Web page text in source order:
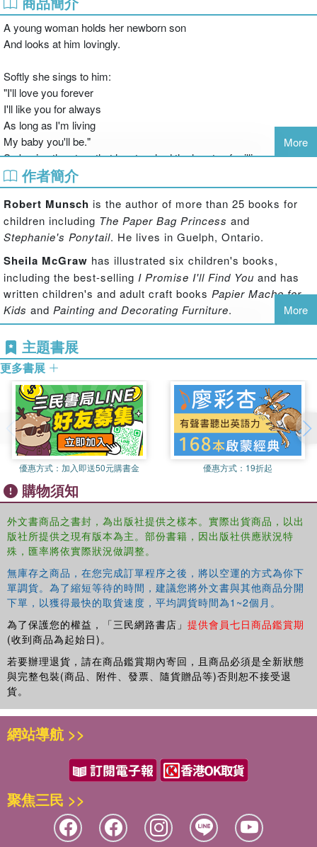
A young woman holds her newborn son
And looks at him lovingly.
Softly she sings to him:
"I'll love you forever
I'll like you for always
As long as I'm living
My baby you'll be."
So begins the story that has touched the hearts of millions
worldwide. Since publication in l986, Love You Forever has sold
more than 15 million copies in paperback and the regular hardcover
edition (as well as hundreds of thousands of copies in Spanish and
French)
商品除瑕疵品外，恕不接受退換貨
因拍攝略有色差，圖片僅供參考，顏色請以實際收到商品為準
More
作者簡介
Robert Munsch is the author of more than 25 books for
children including The Paper Bag Princess and
Stephanie's Ponytail. He lives in Guelph, Ontario.
Sheila McGraw has illustrated six children's books,
including the best-selling I Promise I'll Find You and has
written children's and adult craft books Papier Mache for
Kids and Painting and Decorating Furniture. More
主題書展
更多書展
優惠方式： 加入即送50元購書金 優惠方式： 19折起
購物須知
外文書商品之書封，為出版社提供之樣本。實際出貨商品，以出
版社所提供之現有版本為主。部份書籍，因出版社供應狀況特
殊，匯率將依實際狀況做調整。
無庫存之商品，在您完成訂單程序之後，將以空運的方式為你下
單調貨。為了縮短等待的時間，建議您將外文書與其他商品分開
下單，以獲得最快的取貨速度，平均調貨時間為1~2個月。
為了保護您的權益，「三民網路書店」 提供會員七日商品鑑賞期
(收到商品為起始日)。
若要辦理退貨，請在商品鑑賞期內寄回，且商品必須是全新狀態
與完整包裝(商品、附件、發票、隨貨贈品等)否則恕不接受退
貨。
網站導航 >>
聚焦三民 >>